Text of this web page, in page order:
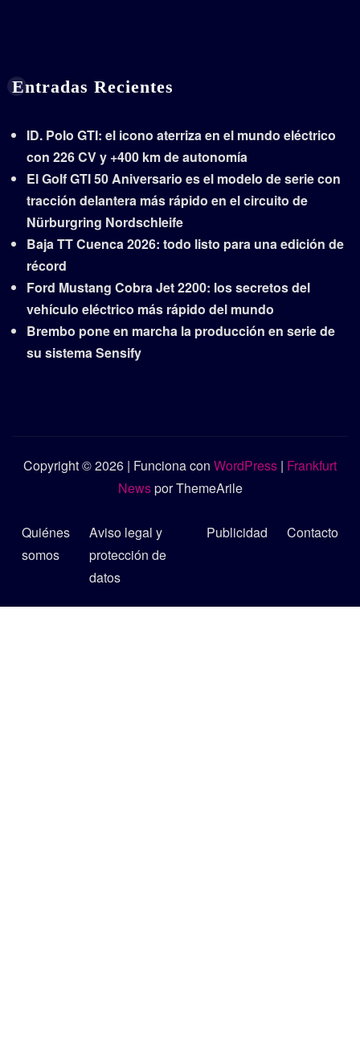
Entradas Recientes
ID. Polo GTI: el icono aterriza en el mundo eléctrico
con 226 CV y +400 km de autonomía
El Golf GTI 50 Aniversario es el modelo de serie con
tracción delantera más rápido en el circuito de
Nürburgring Nordschleife
Baja TT Cuenca 2026: todo listo para una edición de
récord
Ford Mustang Cobra Jet 2200: los secretos del
vehículo eléctrico más rápido del mundo
Brembo pone en marcha la producción en serie de
su sistema Sensify
Copyright © 2026 | Funciona con WordPress | Frankfurt
Newspor ThemeArile
Quiénes
somos
Aviso legal y
protección de
datos
Publicidad Contacto